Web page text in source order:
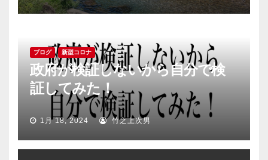
ブログ 新型コロナ
政府が検証しないから自分で検
証してみた！
1月 18, 2024 竹之上次男